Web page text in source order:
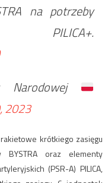
na potrzeby
2023
krótkiego zasięgu
BYSTRA oraz elementy
(PSR-A) PILICA,